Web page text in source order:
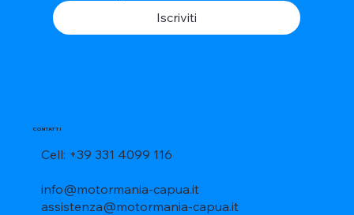
CONTATTI
Cell: +39 331 4099 116
info@motormania-capua.it
assistenza@motormania-capua.it
Iscriviti